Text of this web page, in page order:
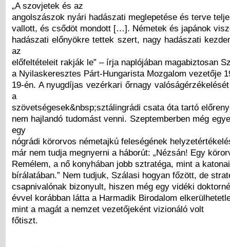
„A szovjetek és az
angolszászok nyári hadászati meglepetése és terve
vallott, és csődöt mondott […]. Németek és japánok
hadászati előnyökre tettek szert, nagy hadászati
az
előfeltételeit rakják le” – írja naplójában magabiztosan
a Nyilaskeresztes Párt-Hungarista Mozgalom vezetője
19-én. A nyugdíjas vezérkari őrnagy
a
szövetségesek&nbsp;sztálingrádi csata óta tartó
nem hajlandó tudomást venni. Szeptemberben még
egy
nógrádi körorvos németajkú feleségének
már nem tudja megnyerni a háborút: „Nézsán! Egy
Remélem, a nő konyhában jobb sztratéga, mint a
bírálatában.” Nem tudjuk, Szálasi hogyan főzött, de
csapnivalónak bizonyult, hiszen még egy vidéki
évvel korábban látta a Harmadik Birodalom
mint a magát a nemzet vezetőjeként vizionáló volt
főtiszt.